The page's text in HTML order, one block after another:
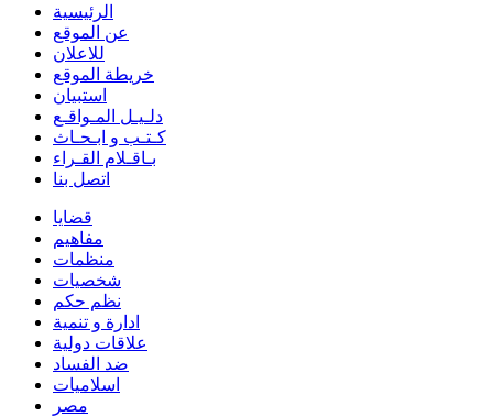
الرئيسية
عن الموقع
للاعلان
خريطة الموقع
استبيان
دلـيـل المـواقـع
كـتـب و ابـحـاث
بـاقـلام القـراء
اتصل بنا
قضايا
مفاهيم
منظمات
شخصيات
نظم حكم
ادارة و تنمية
علاقات دولية
ضد الفساد
اسلاميات
مصر